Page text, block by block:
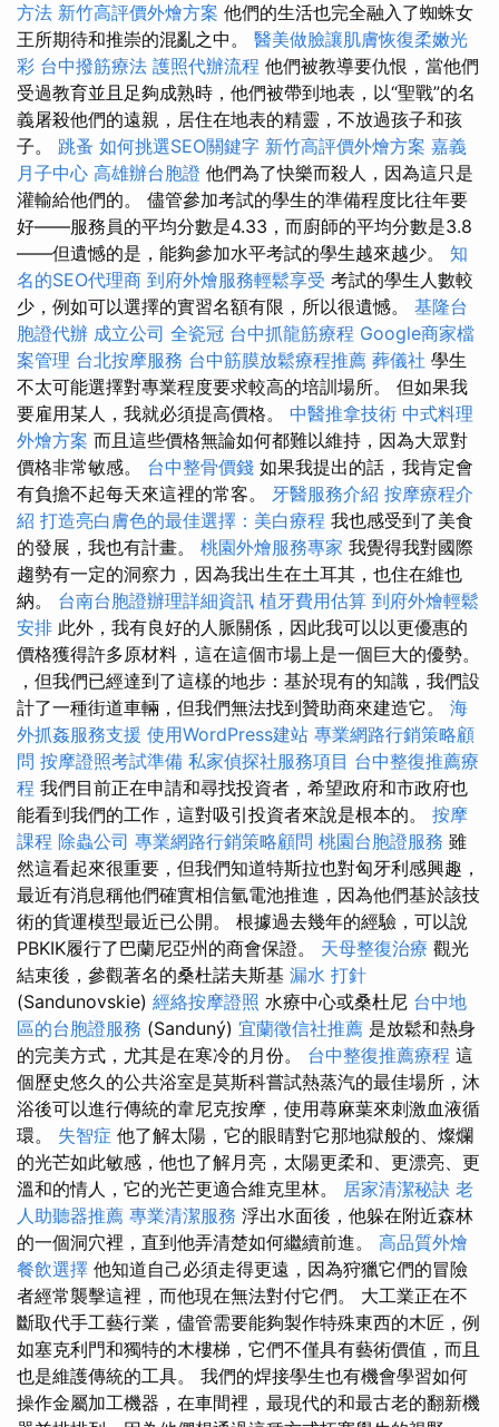
方法 新竹高評價外燴方案 他們的生活也完全融入了蜘蛛女
王所期待和推崇的混亂之中。 醫美做臉讓肌膚恢復柔嫩光
彩 台中撥筋療法 護照代辦流程 他們被教導要仇恨，當他們
受過教育並且足夠成熟時，他們被帶到地表，以“聖戰”的名
義屠殺他們的遠親，居住在地表的精靈，不放過孩子和孩
子。 跳蚤 如何挑選SEO關鍵字 新竹高評價外燴方案 嘉義
月子中心 高雄辦台胞證 他們為了快樂而殺人，因為這只是
灌輸給他們的。 儘管參加考試的學生的準備程度比往年要
好——服務員的平均分數是4.33，而廚師的平均分數是3.8
——但遺憾的是，能夠參加水平考試的學生越來越少。 知
名的SEO代理商 到府外燴服務輕鬆享受 考試的學生人數較
少，例如可以選擇的實習名額有限，所以很遺憾。 基隆台
胞證代辦 成立公司 全瓷冠 台中抓龍筋療程 Google商家檔
案管理 台北按摩服務 台中筋膜放鬆療程推薦 葬儀社 學生
不太可能選擇對專業程度要求較高的培訓場所。 但如果我
要雇用某人，我就必須提高價格。 中醫推拿技術 中式料理
外燴方案 而且這些價格無論如何都難以維持，因為大眾對
價格非常敏感。 台中整骨價錢 如果我提出的話，我肯定會
有負擔不起每天來這裡的常客。 牙醫服務介紹 按摩療程介
紹 打造亮白膚色的最佳選擇：美白療程 我也感受到了美食
的發展，我也有計畫。 桃園外燴服務專家 我覺得我對國際
趨勢有一定的洞察力，因為我出生在土耳其，也住在維也
納。 台南台胞證辦理詳細資訊 植牙費用估算 到府外燴輕鬆
安排 此外，我有良好的人脈關係，因此我可以以更優惠的
價格獲得許多原材料，這在這個市場上是一個巨大的優勢。
，但我們已經達到了這樣的地步：基於現有的知識，我們設
計了一種街道車輛，但我們無法找到贊助商來建造它。 海
外抓姦服務支援 使用WordPress建站 專業網路行銷策略顧
問 按摩證照考試準備 私家偵探社服務項目 台中整復推薦療
程 我們目前正在申請和尋找投資者，希望政府和市政府也
能看到我們的工作，這對吸引投資者來說是根本的。 按摩
課程 除蟲公司 專業網路行銷策略顧問 桃園台胞證服務 雖
然這看起來很重要，但我們知道特斯拉也對匈牙利感興趣，
最近有消息稱他們確實相信氫電池推進，因為他們基於該技
術的貨運模型最近已公開。 根據過去幾年的經驗，可以說
PBKIK履行了巴蘭尼亞州的商會保證。 天母整復治療 觀光
結束後，參觀著名的桑杜諾夫斯基 漏水 打針
(Sandunovskie) 經絡按摩證照 水療中心或桑杜尼 台中地
區的台胞證服務 (Sanduný) 宜蘭徵信社推薦 是放鬆和熱身
的完美方式，尤其是在寒冷的月份。 台中整復推薦療程 這
個歷史悠久的公共浴室是莫斯科嘗試熱蒸汽的最佳場所，沐
浴後可以進行傳統的韋尼克按摩，使用蕁麻葉來刺激血液循
環。 失智症 他了解太陽，它的眼睛對它那地獄般的、燦爛
的光芒如此敏感，他也了解月亮，太陽更柔和、更漂亮、更
溫和的情人，它的光芒更適合維克里林。 居家清潔秘訣 老
人助聽器推薦 專業清潔服務 浮出水面後，他躲在附近森林
的一個洞穴裡，直到他弄清楚如何繼續前進。 高品質外燴
餐飲選擇 他知道自己必須走得更遠，因為狩獵它們的冒險
者經常襲擊這裡，而他現在無法對付它們。 大工業正在不
斷取代手工藝行業，儘管需要能夠製作特殊東西的木匠，例
如塞克利門和獨特的木樓梯，它們不僅具有藝術價值，而且
也是維護傳統的工具。 我們的焊接學生也有機會學習如何
操作金屬加工機器，在車間裡，最現代的和最古老的翻新機